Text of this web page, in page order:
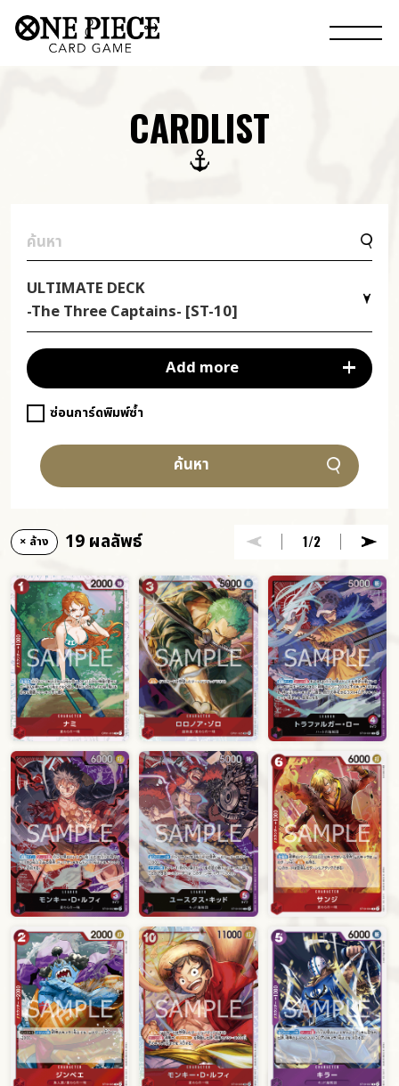
CARDLIST
ULTIMATE DECK
-The Three Captains- [ST-10]
Add more
ซ่อนการ์ดพิมพ์ซ้ำ
ค้นหา
× ล้าง 19 ผลลัพธ์ 1/2